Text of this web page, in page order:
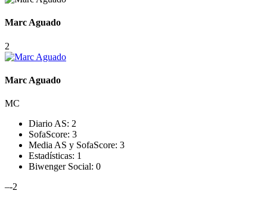
Marc Aguado
2
Marc Aguado
MC
Diario AS: 2
SofaScore: 3
Media AS y SofaScore: 3
Estadísticas: 1
Biwenger Social: 0
–-2